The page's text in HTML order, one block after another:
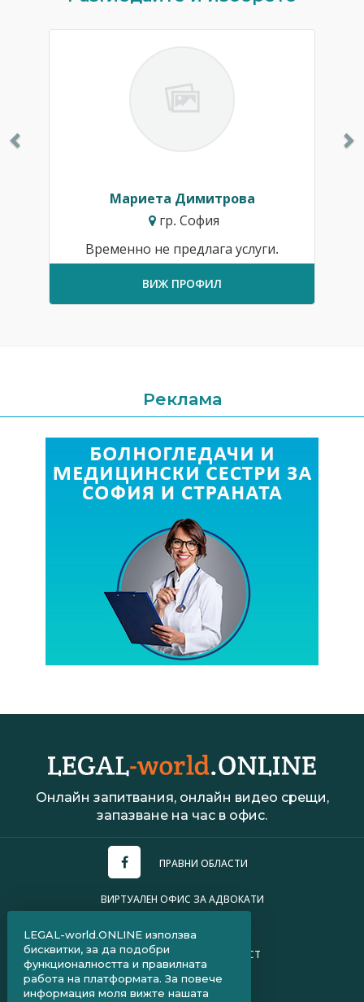
Мариета Димитрова
гр. София
Временно не предлага услуги.
ВИЖ ПРОФИЛ
Реклама
Онлайн запитвания, онлайн видео срещи,
запазване на час в офис.
ПРАВНИ ОБЛАСТИ
ВИРТУАЛЕН ОФИС ЗА АДВОКАТИ
ПОЛИТИКА ЗА ПОВЕРИТЕЛНОСТ
ЧЗВ ЗА КЛИЕНТИ
LEGAL-world.ONLINE използва
бисквитки, за да подобри
функционалността и правилната
работа на платформата. За повече
информация моля вижте нашата